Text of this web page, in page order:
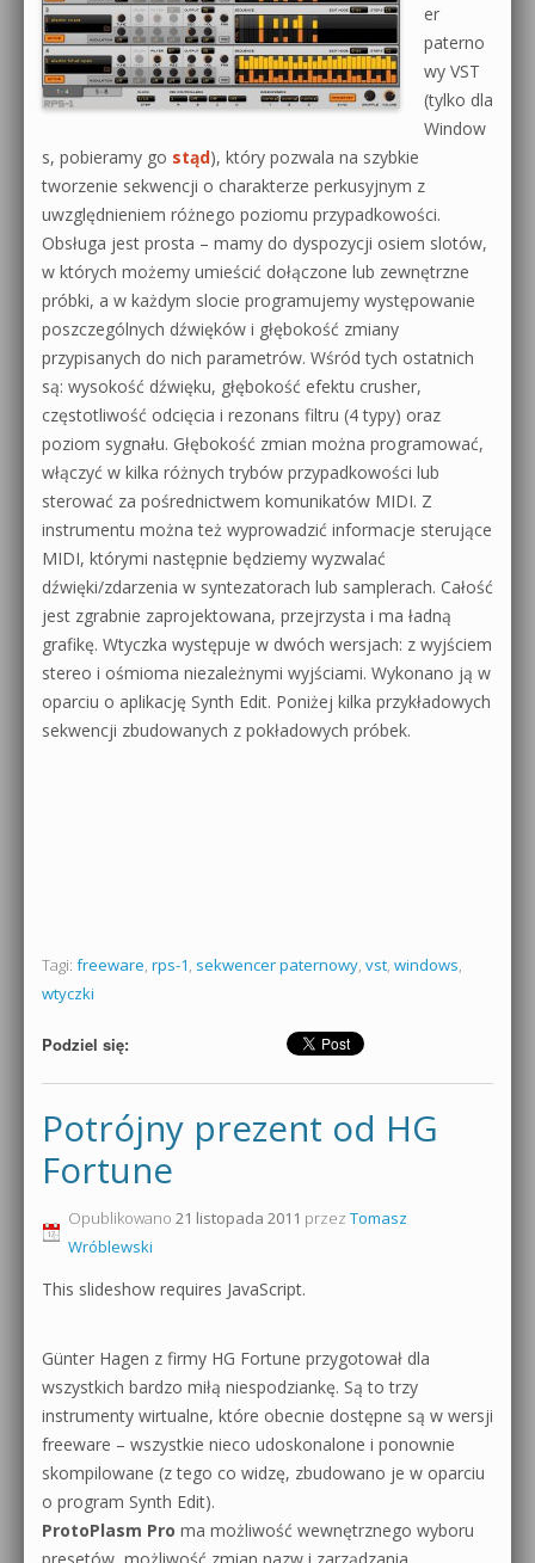
er
paterno
wy VST
(tylko dla
Window
s, pobieramy go stąd), który pozwala na szybkie
tworzenie sekwencji o charakterze perkusyjnym z
uwzględnieniem różnego poziomu przypadkowości.
Obsługa jest prosta – mamy do dyspozycji osiem slotów,
w których możemy umieścić dołączone lub zewnętrzne
próbki, a w każdym slocie programujemy występowanie
poszczególnych dźwięków i głębokość zmiany
przypisanych do nich parametrów. Wśród tych ostatnich
są: wysokość dźwięku, głębokość efektu crusher,
częstotliwość odcięcia i rezonans filtru (4 typy) oraz
poziom sygnału. Głębokość zmian można programować,
włączyć w kilka różnych trybów przypadkowości lub
sterować za pośrednictwem komunikatów MIDI. Z
instrumentu można też wyprowadzić informacje sterujące
MIDI, którymi następnie będziemy wyzwalać
dźwięki/zdarzenia w syntezatorach lub samplerach. Całość
jest zgrabnie zaprojektowana, przejrzysta i ma ładną
grafikę. Wtyczka występuje w dwóch wersjach: z wyjściem
stereo i ośmioma niezależnymi wyjściami. Wykonano ją w
oparciu o aplikację Synth Edit. Poniżej kilka przykładowych
sekwencji zbudowanych z pokładowych próbek.
Tagi: freeware, rps-1, sekwencer paternowy, vst, windows,
wtyczki
Podziel się:
Potrójny prezent od HG
Fortune
Opublikowano 21 listopada 2011 przez Tomasz
Wróblewski
This slideshow requires JavaScript.
Günter Hagen z firmy HG Fortune przygotował dla
wszystkich bardzo miłą niespodziankę. Są to trzy
instrumenty wirtualne, które obecnie dostępne są w wersji
freeware – wszystkie nieco udoskonalone i ponownie
skompilowane (z tego co widzę, zbudowano je w oparciu
o program Synth Edit).
ProtoPlasm Pro ma możliwość wewnętrznego wyboru
presetów, możliwość zmian nazw i zarządzania